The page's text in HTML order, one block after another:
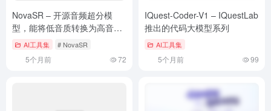
NovaSR – 开源音频超分模
型，能将低音质转换为高音质
音频AI工具集 # NovaSR
5个月前 72
IQuest-Coder-V1 – IQuestLab
推出的代码大模型系列
AI工具集
5个月前 99